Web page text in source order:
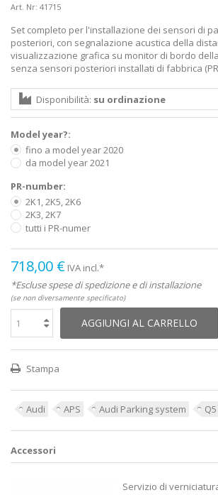
Art. Nr: 41715
Set completo per l'installazione dei sensori di
posteriori, con segnalazione acustica della
visualizzazione grafica su monitor di bordo
senza sensori posteriori installati di fabbrica
Disponibilità: su ordinazione
Model year?:
fino a model year 2020
da model year 2021
PR-number:
2K1, 2K5, 2K6
2K3, 2K7
tutti i PR-numer
718,00 € IVA incl.*
*Escluse spese di spedizione e di installazione
(se non diversamente specificato)
AGGIUNGI AL CARRELLO
Stampa
Audi APS Audi Parking system Q5
Accessori
Servizio di